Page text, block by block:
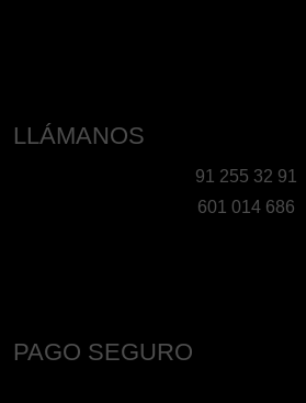
LLÁMANOS
91 255 32 91
601 014 686
PAGO SEGURO